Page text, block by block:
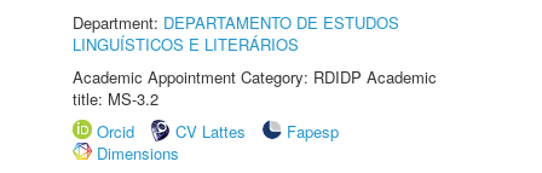
Department: DEPARTAMENTO DE ESTUDOS
LINGUÍSTICOS E LITERÁRIOS
Academic Appointment Category: RDIDP Academic
title: MS-3.2
Orcid
CV Lattes
Fapesp
Dimensions